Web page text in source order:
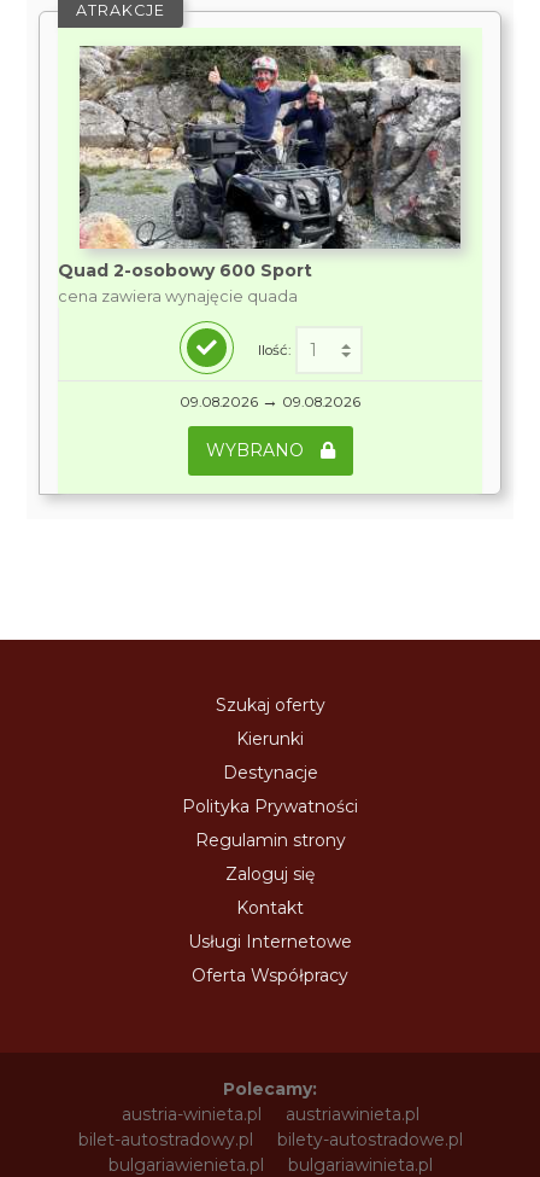
ATRAKCJE
Quad 2-osobowy 600 Sport
cena zawiera wynajęcie quada
Ilość:
09.08.2026 → 09.08.2026
WYBRANO
Szukaj oferty
Kierunki
Destynacje
Polityka Prywatności
Regulamin strony
Zaloguj się
Kontakt
Usługi Internetowe
Oferta Współpracy
Polecamy:
austria-winieta.pl
austriawinieta.pl
bilet-autostradowy.pl
bilety-autostradowe.pl
bulgariawienieta.pl
bulgariawinieta.pl